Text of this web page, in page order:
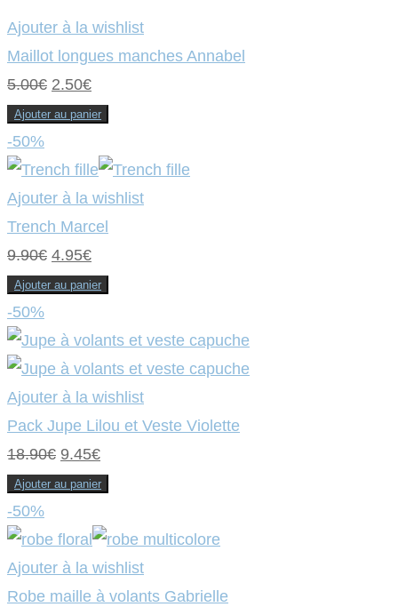
Ajouter à la wishlist
Maillot longues manches Annabel
5.00€ Le
prix
était :
5.00€.
2.50€Le
prix
est :
2.50€.
Ajouter au panier
-50%
Ajouter à la wishlist
Trench Marcel
9.90€ Le
prix
était :
9.90€.
4.95€Le
prix
est :
4.95€.
Ajouter au panier
-50%
Ajouter à la wishlist
Pack Jupe Lilou et Veste Violette
18.90€ Le
prix
était :
18.90€.
9.45€Le
prix
est :
9.45€.
Ajouter au panier
-50%
Ajouter à la wishlist
Robe maille à volants Gabrielle